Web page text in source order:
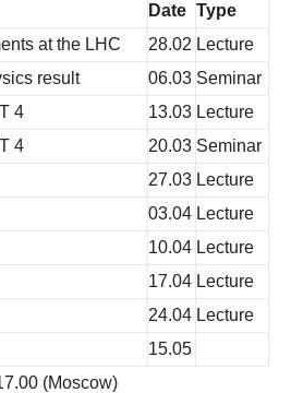
i
g
a
t
Date Type
at the LHC
28.02 Lecture
result
06.03 Seminar
4
13.03 Lecture
4
20.03 Seminar
27.03 Lecture
03.04 Lecture
10.04 Lecture
17.04 Lecture
24.04 Lecture
15.05
(Moscow)